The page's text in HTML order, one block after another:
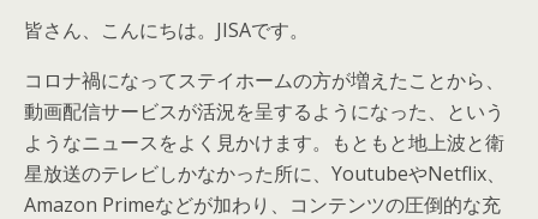
皆さん、こんにちは。JISAです。
コロナ禍になってステイホームの方が増えたことから、
動画配信サービスが活況を呈するようになった、という
ようなニュースをよく見かけます。もともと地上波と衛
星放送のテレビしかなかった所に、YoutubeやNetflix、
Amazon Primeなどが加わり、コンテンツの圧倒的な充